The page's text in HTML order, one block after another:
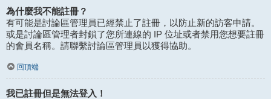
為什麼我不能註冊？
有可能是討論區管理員已經禁止了註冊，以防止新的訪客申請。
或是討論區管理者封鎖了您所連線的 IP 位址或者禁用您想要註冊
的會員名稱。請聯繫討論區管理員以獲得協助。
回頂端
我已註冊但是無法登入！